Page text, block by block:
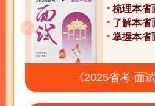
梳理本省
了解本省
掌握本省
《2025省考·面